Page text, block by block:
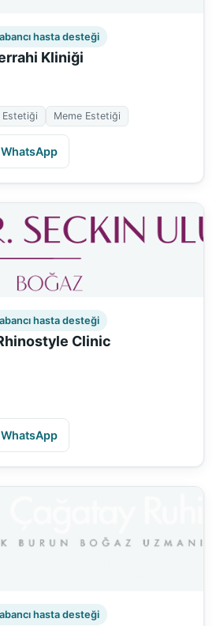
hasta desteği
Kliniği
Estetiği Meme Estetiği
WhatsApp
hasta desteği
Clinic
WhatsApp
hasta desteği